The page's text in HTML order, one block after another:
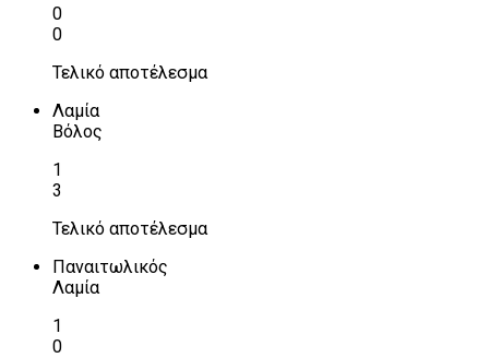
0
0
Τελικό αποτέλεσμα
Λαμία
Βόλος
1
3
Τελικό αποτέλεσμα
Παναιτωλικός
Λαμία
1
0